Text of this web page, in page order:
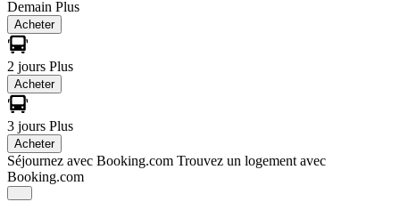
Demain Plus
Acheter
2 jours Plus
Acheter
3 jours Plus
Acheter
Séjournez avec Booking.com Trouvez un logement avec
Booking.com